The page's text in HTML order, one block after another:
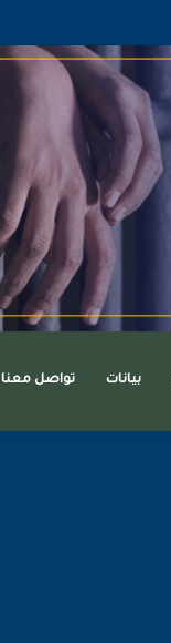
بيانات تواصل معنا